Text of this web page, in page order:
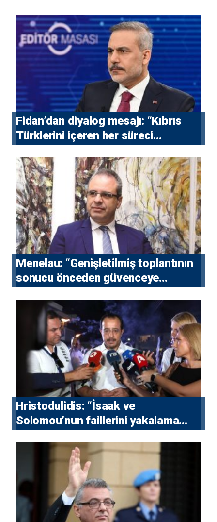
Fidan’dan diyalog mesajı: “Kıbrıs
Türklerini içeren her süreci
Menelau: “Genişletilmiş toplantının
sonucu önceden güvenceye
Hristodulidis: “İsaak ve
Solomou’nun faillerini yakalama
ve 5 uluslararası tutuklama emri
çıkarıldı”